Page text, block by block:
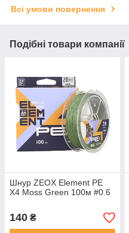
Всі умови повернення
Подібні товари компанії
Шнур ZEOX Element PE
X4 Moss Green 100м #0.6
140 ₴